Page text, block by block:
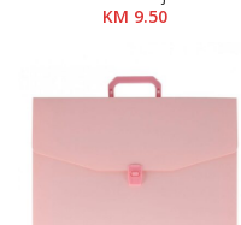
KM 9.50